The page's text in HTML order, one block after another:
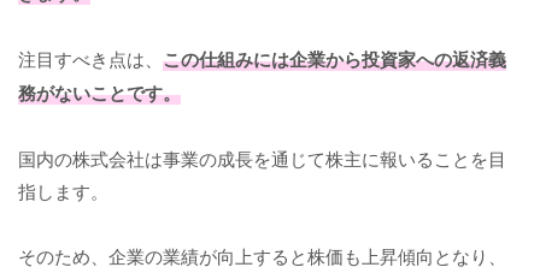
注目すべき点は、 この仕組みには企業から投資家への返済義
務がないことです。
国内の株式会社は事業の成長を通じて株主に報いることを目
指します。
そのため、企業の業績が向上すると株価も上昇傾向となり、